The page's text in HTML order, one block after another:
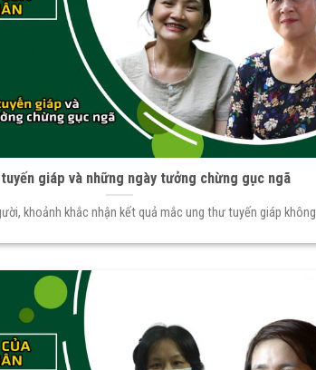
giáp và những ngày tưởng chừng gục ngã
khoảnh khắc nhận kết quả mắc ung thư tuyến giáp không